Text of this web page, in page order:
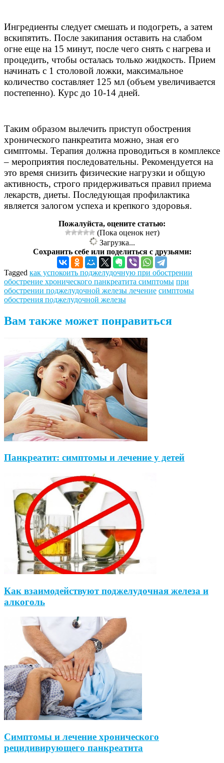
Ингредиенты следует смешать и подогреть, а затем
вскипятить. После закипания оставить на слабом
огне еще на 15 минут, после чего снять с нагрева и
процедить, чтобы осталась только жидкость. Прием
начинать с 1 столовой ложки, максимальное
количество составляет 125 мл (объем увеличивается
постепенно). Курс до 10-14 дней.
Таким образом вылечить приступ обострения
хронического панкреатита можно, зная его
симптомы. Терапия должна проводиться в комплексе
– мероприятия последовательны. Рекомендуется на
это время снизить физические нагрузки и общую
активность, строго придерживаться правил приема
лекарств, диеты. Последующая профилактика
является залогом успеха и крепкого здоровья.
Пожалуйста, оцените статью:
(Пока оценок нет)
Загрузка...
Сохранить себе или поделиться с друзьями:
Tagged как успокоить поджелудочную при обострении
обострение хронического панкреатита симптомы при
обострении поджелудочной железы лечение симптомы
обострения поджелудочной железы
Вам также может понравиться
Панкреатит: симптомы и лечение у детей
Как взаимодействуют поджелудочная железа и
алкоголь
Симптомы и лечение хронического
рецидивирующего панкреатита